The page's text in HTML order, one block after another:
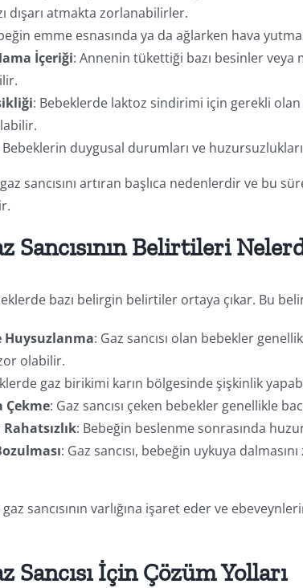
dışarı atmakta zorlanabilirler.
emme esnasında ya da ağlarken hava
İçeriği: Annenin tükettiği bazı besinler veya
: Bebeklerde laktoz sindirimi için gerekli
Bebeklerin duygusal durumları ve huzursuzlukları
sancısını artıran başlıca nedenlerdir ve bu
Sancısının Belirtileri
bazı belirgin belirtiler ortaya çıkar. Bu
Huysuzlanma: Gaz sancısı olan bebekler
olabilir.
gaz birikimi karın bölgesinde şişkinlik
Çekme: Gaz sancısı çeken bebekler genellikle
: Bebeğin beslenme sonrasında
: Gaz sancısı, bebeğin uykuya
sancısının varlığına işaret eder ve
Sancısı İçin Çözüm Yolları